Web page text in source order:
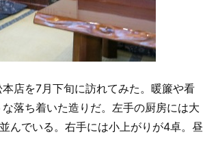
店を7月下旬に訪れてみた。暖簾や看
落ち着いた造りだ。左手の厨房には大
んでいる。右手には小上がりが4卓。昼